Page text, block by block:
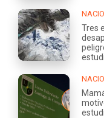
Tres